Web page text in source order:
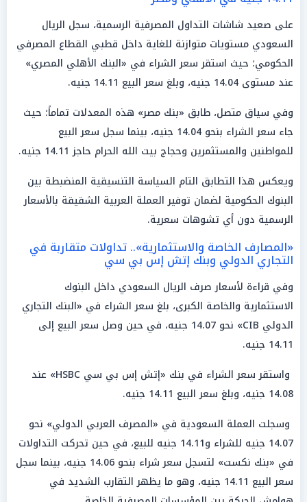
على صعيد شاشات التداول المصرفية الرسمية، سجل الريال
السعودي مستويات متوازنة للغاية داخل قطبي القطاع المصرفي
الحكومي؛ حيث استقر سعر الشراء في «البنك الأهلي المصري»
عند مستوى 14.04 جنيه، وبلغ سعر البيع 14.11 جنيه.
وفي سياق متصل، طابق «بنك مصر» هذه المعدلات تماماً؛ حيث
جاء سعر الشراء بنحو 14.04 جنيه، بينما سجل سعر البيع
للمواطنين والمستثمرين وحجاج بيت الله الحرام حاجز 14.11 جنيه.
ويعكس هذا التطابق التام السياسة التنسيقية المنضبطة بين
البنوك الحكومية لضمان توفير العملة العربية الشقيقة بالأسعار
الرسمية دون أي تشوهات سعرية.
«المصارف الخاصة والاستثمارية».. تداولات متقاربة في
التجاري الدولي وبنك إتش إس بي سي
وفي قراءة لأسعار صرف الريال السعودي داخل البنوك
الاستثمارية والخاصة الكبرى، بلغ سعر الشراء في «البنك التجاري
الدولي CIB» نحو 14.07 جنيه، في حين وصل سعر البيع إلى
14.11 جنيه.
واستقر سعر الشراء في بنك «إتش إس بي سي HSBC» عند
14.08 جنيه، وبلغ سعر البيع 14.11 جنيه.
وسجلت العملة السعودية في «المصرف العربي الدولي» نحو
14.07 جنيه للشراء و14.11 جنيه للبيع، في حين تحركت التداولات
في «بنك نكست» لتسجل سعر شراء بنحو 14.06 جنيه، بينما سجل
سعر البيع 14.11 جنيه، وهو ما يظهر التقارب الشديد في